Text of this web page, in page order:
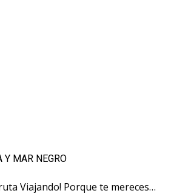
Y MAR NEGRO
Viajando! Porque te mereces…